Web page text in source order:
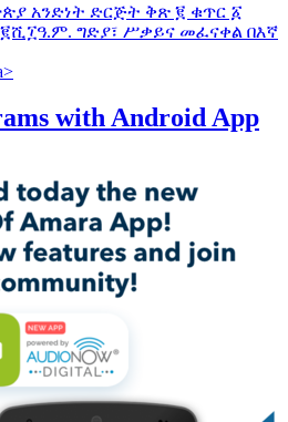
አንድነት ድርጅት ቅጽ ፪ ቁጥር ፩
ግድያ፣ ሥቃይና መፈናቀል በእኛ
with Android App